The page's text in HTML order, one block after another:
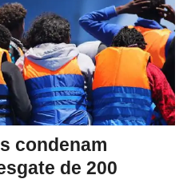
condenam
de 200